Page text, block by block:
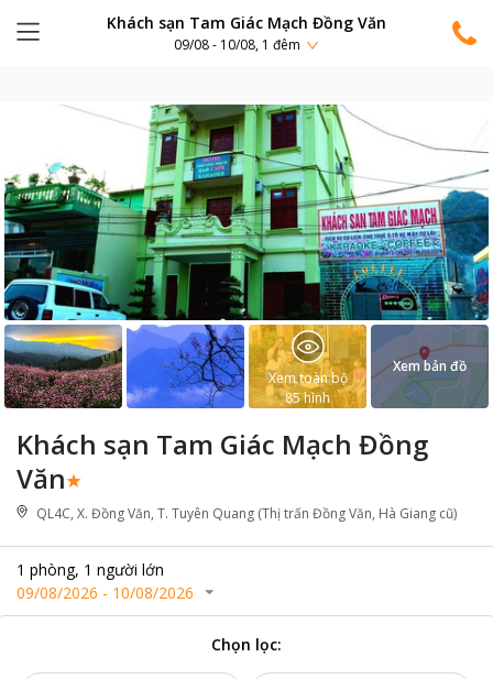
Khách sạn Tam Giác Mạch Đồng Văn
09/08 - 10/08, 1 đêm
Khách sạn Tam Giác Mạch Đồng
Văn
QL4C, X. Đồng Văn, T. Tuyên Quang (Thị trấn Đồng Văn, Hà Giang cũ)
1 phòng, 1 người lớn
09/08/2026 - 10/08/2026
Xem toàn bộ
85hình
Xem bản đồ
Chọn lọc: